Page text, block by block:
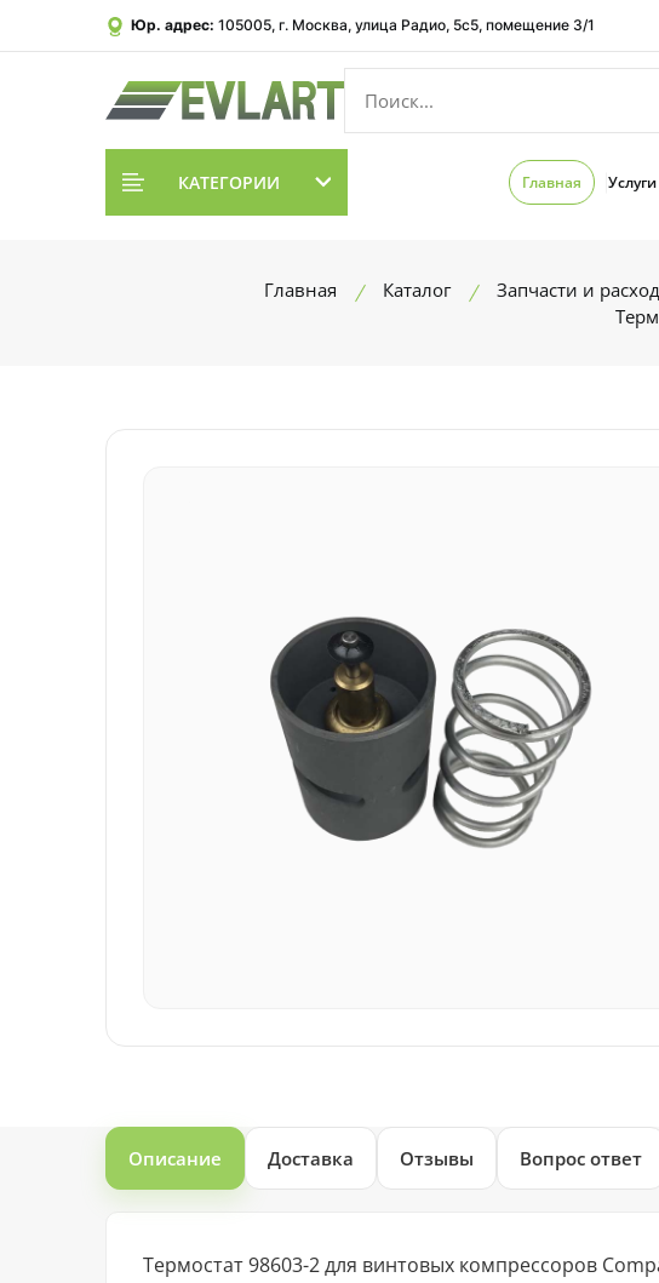
Юр. адрес: 105005, г. Москва, улица Радио, 5с5, помещение 3/1
КАТЕГОРИИ Главная Услуги
Главная Каталог Запчасти и
Описание Доставка Отзывы Вопрос ответ
Термостат 98603-2 для винтовых компрессоров